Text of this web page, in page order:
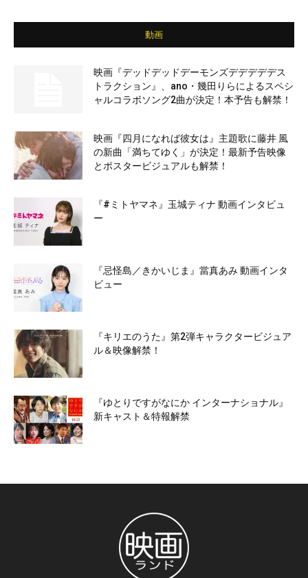
動画
映画『デッドデッドデーモンズデデデデデス
トラクション』、ano・幾田りらによるスペシ
ャルコラボソング2曲が決定！本予告も解禁！
映画『四月になれば彼女は』主題歌に藤井 風
の新曲「満ちてゆく」が決定！最新予告映像
とポスタービジュアルも解禁！
『#ミトヤマネ』玉城ティナ 動画インタビュ
ー
『忌怪島／きかいじま』當真あみ 動画インタ
ビュー
『キリエのうた』第2弾キャラクタービジュア
ル＆映像解禁！
『ゆとりですがなにか インターナショナル』
新キャスト＆特報解禁